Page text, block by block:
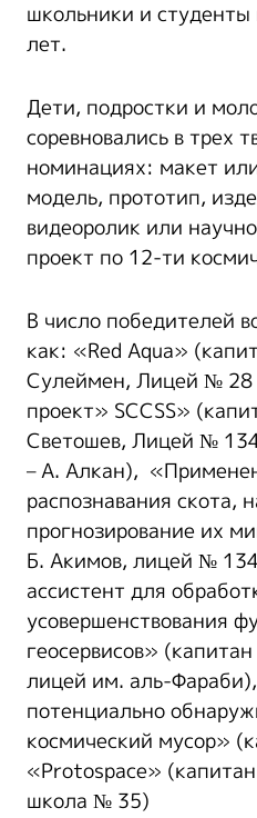
школьники и студенты
лет.
Дети, подростки и
соревновались в трех
номинациях: макет
модель, прототип,
видеоролик или
проект по 12-ти
В число победителей
как: «Red Aqua»
Сулеймен, Лицей №
проект» SCCSS»
Светошев, Лицей №
– А. Алкан),
распознавания скота,
прогнозирование их
Б. Акимов, лицей №
ассистент для
усовершенствования
геосервисов»
лицей им. аль-
потенциально
космический мусор»
«Protospace»
школа № 35)